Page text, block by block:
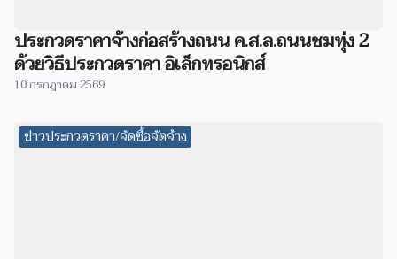
ประกวดราคาจ้างก่อสร้างถนน ค.ส.ล.ถนนชมทุ่ง 2
ด้วยวิธีประกวดราคา อิเล็กทรอนิกส์
10 กรกฎาคม 2569
ข่าวประกวดราคา/จัดซื้อจัดจ้าง